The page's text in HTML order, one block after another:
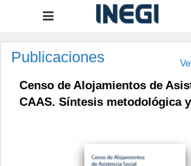
Menú
navegación
Publicaciones
Censo de Alojamientos de
CAAS. Síntesis metodológica